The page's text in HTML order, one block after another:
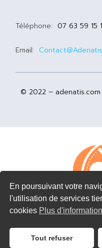
Téléphone: 07 63 59 15
Email:
© 2022 –
En poursuivant votre
l'utilisation de services
cookies Plus
Tout refuser